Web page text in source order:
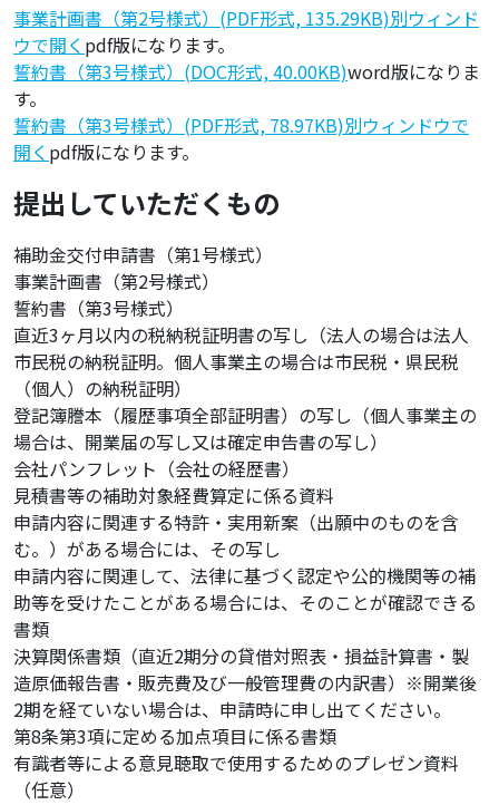
事業計画書（第2号様式）(PDF形式, 135.29KB)別ウィンド
ウで開く pdf版になります。
誓約書（第3号様式）(DOC形式, 40.00KB)word版になりま
す。
誓約書（第3号様式）(PDF形式, 78.97KB)別ウィンドウで
開く pdf版になります。
提出していただくもの
補助金交付申請書（第1号様式）
事業計画書（第2号様式）
誓約書（第3号様式）
直近3ヶ月以内の税納税証明書の写し（法人の場合は法人
市民税の納税証明。個人事業主の場合は市民税・県民税
（個人）の納税証明）
登記簿謄本（履歴事項全部証明書）の写し（個人事業主の
場合は、開業届の写し又は確定申告書の写し）
会社パンフレット（会社の経歴書）
見積書等の補助対象経費算定に係る資料
申請内容に関連する特許・実用新案（出願中のものを含
む。）がある場合には、その写し
申請内容に関連して、法律に基づく認定や公的機関等の補
助等を受けたことがある場合には、そのことが確認できる
書類
決算関係書類（直近2期分の貸借対照表・損益計算書・製
造原価報告書・販売費及び一般管理費の内訳書）※開業後
2期を経ていない場合は、申請時に申し出てください。
第8条第3項に定める加点項目に係る書類
有識者等による意見聴取で使用するためのプレゼン資料
（任意）